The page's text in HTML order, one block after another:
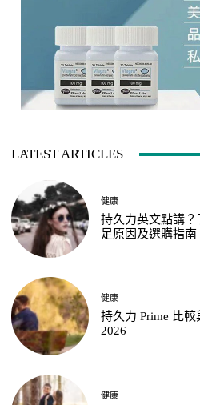
LATEST ARTICLES
健康
持久力英文點講
足原因及選購指南
健康
持久力 Prime 比
2026
健康